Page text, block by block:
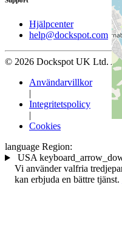
Hjälpcenter
help@dockspot.com
© 2026 Dockspot UK Ltd. All
Användarvillkor
|
Integritetspolicy
|
Cookies
language Region:
USA
Vi använder valfria
kan erbjuda en bättre tjänst.